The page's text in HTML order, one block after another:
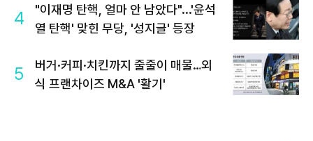
4
"이재명 탄핵, 얼마 안 남았다"...'윤석
열 탄핵' 맞힌 무당, '성지글' 등장
5
버거·커피·치킨까지 줄줄이 매물…외
식 프랜차이즈 M&A '활기'